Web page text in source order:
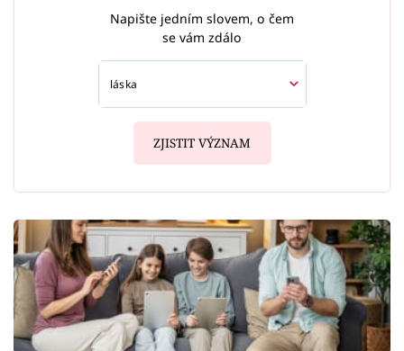
Napište jedním slovem, o čem
se vám zdálo
ZJISTIT VÝZNAM